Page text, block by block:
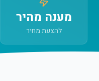
מענה מהיר
להצעת מחיר